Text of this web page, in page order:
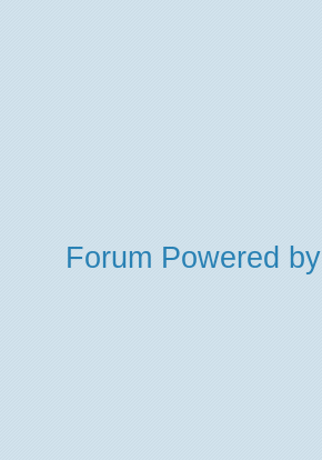
Forum Powered by